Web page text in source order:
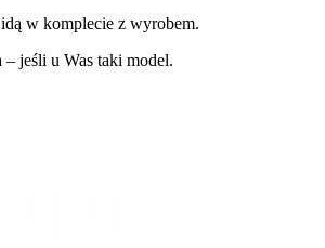
w komplecie z wyrobem.
jeśli u Was taki model.